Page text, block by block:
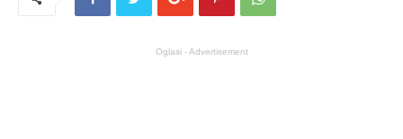
Oglasi - Advertisement